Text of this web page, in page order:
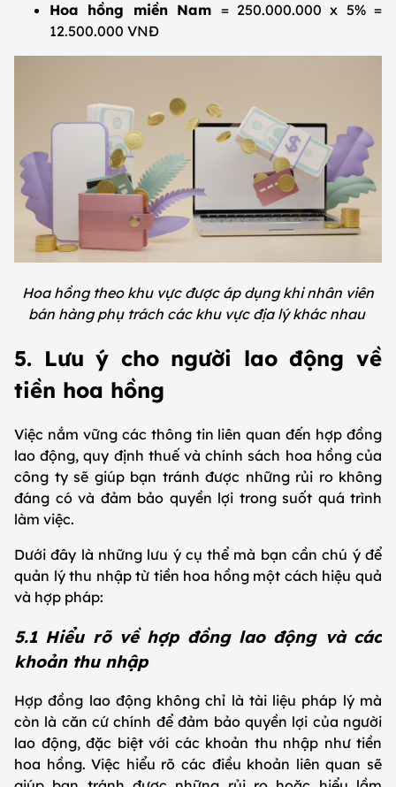
Hoa hồng miền Nam = 250.000.000 x 5% =
12.500.000 VNĐ
Hoa hồng theo khu vực được áp dụng khi nhân viên
bán hàng phụ trách các khu vực địa lý khác nhau
5. Lưu ý cho người lao động về
tiền hoa hồng
Việc nắm vững các thông tin liên quan đến hợp đồng
lao động, quy định thuế và chính sách hoa hồng của
công ty sẽ giúp bạn tránh được những rủi ro không
đáng có và đảm bảo quyền lợi trong suốt quá trình
làm việc.
Dưới đây là những lưu ý cụ thể mà bạn cần chú ý để
quản lý thu nhập từ tiền hoa hồng một cách hiệu quả
và hợp pháp:
5.1 Hiểu rõ về hợp đồng lao động và các
khoản thu nhập
Hợp đồng lao động không chỉ là tài liệu pháp lý mà
còn là căn cứ chính để đảm bảo quyền lợi của người
lao động, đặc biệt với các khoản thu nhập như tiền
hoa hồng. Việc hiểu rõ các điều khoản liên quan sẽ